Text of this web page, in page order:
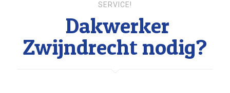
SERVICE!
Dakwerker
Zwijndrecht nodig?